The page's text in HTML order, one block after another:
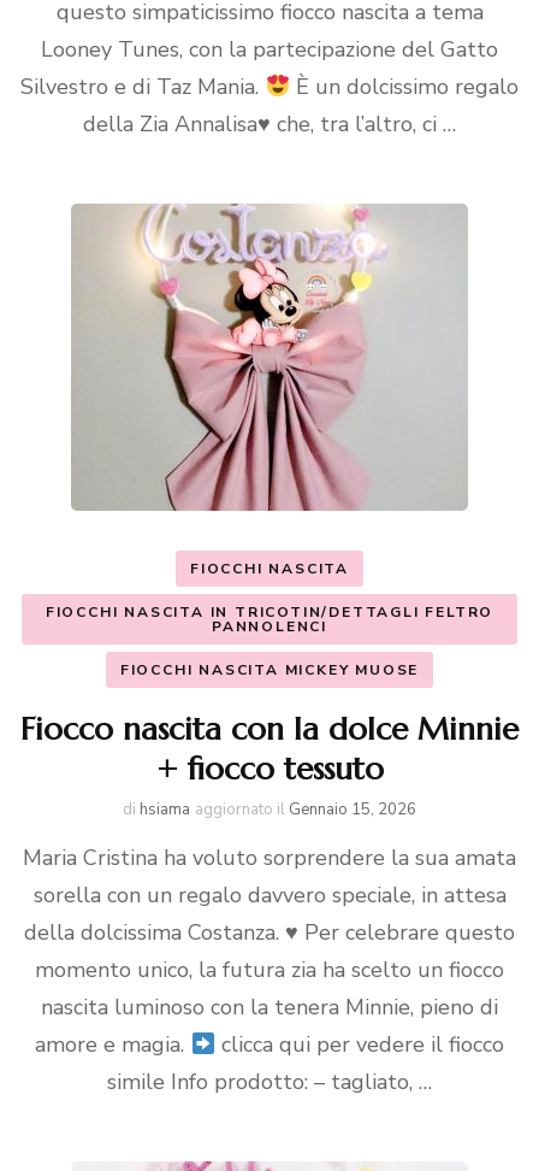
questo simpaticissimo fiocco nascita a tema
Looney Tunes, con la partecipazione del Gatto
Silvestro e di Taz Mania.
È un dolcissimo regalo
della Zia Annalisa♥️ che, tra l’altro, ci …
FIOCCHI NASCITA
FIOCCHI NASCITA IN TRICOTIN/DETTAGLI FELTRO
PANNOLENCI
FIOCCHI NASCITA MICKEY MUOSE
Fiocco nascita con la dolce Minnie
+ fiocco tessuto
di hsiama aggiornato il Gennaio 15, 2026
Maria Cristina ha voluto sorprendere la sua amata
sorella con un regalo davvero speciale, in attesa
della dolcissima Costanza. ♥️ Per celebrare questo
momento unico, la futura zia ha scelto un fiocco
nascita luminoso con la tenera Minnie, pieno di
amore e magia.
clicca qui per vedere il fiocco
simile Info prodotto: – tagliato, …